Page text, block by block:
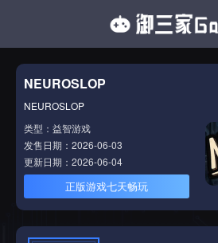
NEUROSLOP
NEUROSLOP
类型：益智游戏
发售日期：2026-06-03
更新日期：2026-06-04
正版游戏七天畅玩